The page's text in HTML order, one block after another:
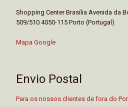
Shopping Center Brasília Avenida da
509/510 4050-115 Porto (Portugal)
Mapa Google
Envio Postal
Para os nossos clientes de fora do